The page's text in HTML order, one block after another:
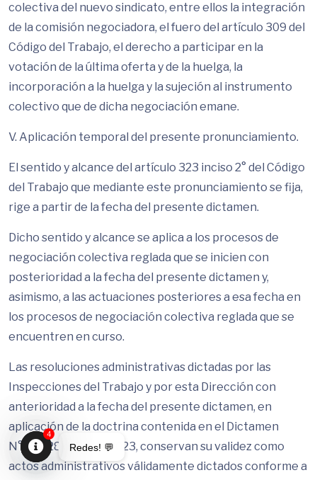
colectiva del nuevo sindicato, entre ellos la integración
de la comisión negociadora, el fuero del artículo 309 del
Código del Trabajo, el derecho a participar en la
votación de la última oferta y de la huelga, la
incorporación a la huelga y la sujeción al instrumento
colectivo que de dicha negociación emane.
V. Aplicación temporal del presente pronunciamiento.
El sentido y alcance del artículo 323 inciso 2° del Código
del Trabajo que mediante este pronunciamiento se fija,
rige a partir de la fecha del presente dictamen.
Dicho sentido y alcance se aplica a los procesos de
negociación colectiva reglada que se inicien con
posterioridad a la fecha del presente dictamen y,
asimismo, a las actuaciones posteriores a esa fecha en
los procesos de negociación colectiva reglada que se
encuentren en curso.
Las resoluciones administrativas dictadas por las
Inspecciones del Trabajo y por esta Dirección con
anterioridad a la fecha del presente dictamen, en
aplicación de la doctrina contenida en el Dictamen
N°838/28 de 12.06.2023, conservan su validez como
actos administrativos válidamente dictados conforme a
Redes! 💬
Open
4